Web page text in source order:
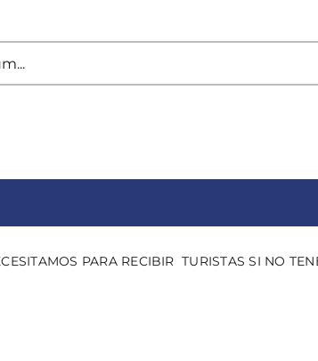
PARA RECIBIR TURISTAS SI NO